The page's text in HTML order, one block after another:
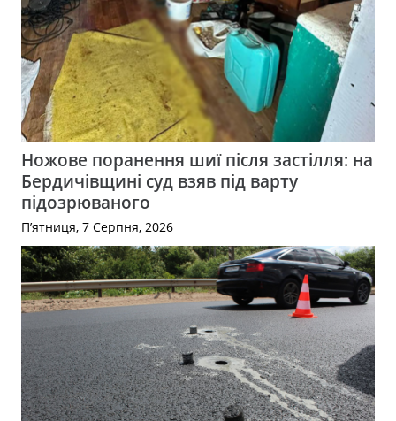
Ножове поранення шиї після застілля: на
Бердичівщині суд взяв під варту
підозрюваного
П’ятниця, 7 Серпня, 2026